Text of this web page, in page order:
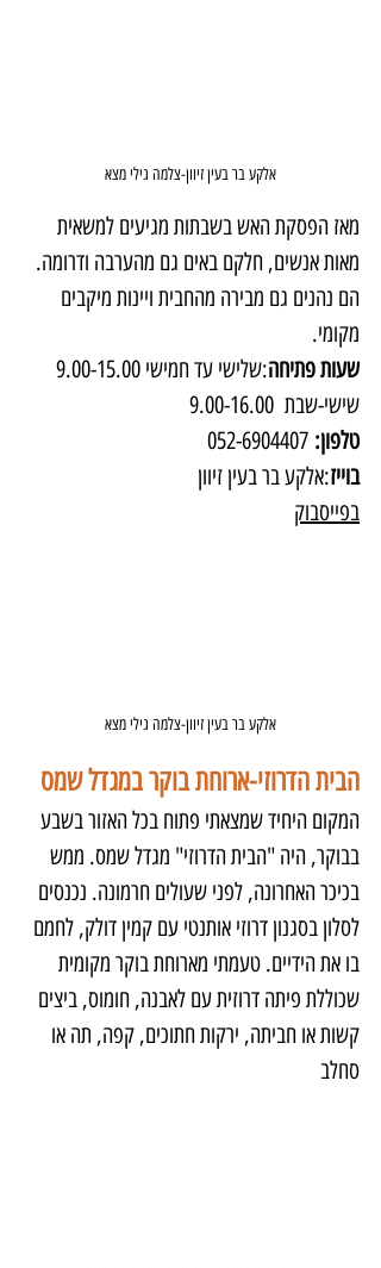
אלקע בר בעין זיוון-צלמה גילי מצא
מאז הפסקת האש בשבתות מגיעים למשאית
מאות אנשים, חלקם באים גם מהערבה ודרומה.
הם נהנים גם מבירה מהחבית ויינות מיקבים
מקומי.
שעות פתיחה
שישי-שבת  9.00-16.00
טלפון:
בוייז:אלקע בר בעין זיוון
בפייסבוק
אלקע בר בעין זיוון-צלמה גילי מצא
הבית הדרוזי-ארוחת בוקר במגדל שמס
המקום היחיד שמצאתי פתוח בכל האזור בשבע
בבוקר, היה "הבית הדרוזי" מגדל שמס. ממש
בכיכר האחרונה, לפני שעולים חרמונה. נכנסים
לסלון בסגנון דרוזי אותנטי עם קמין דולק, לחמם
בו את הידיים. טעמתי מארוחת בוקר מקומית
שכוללת פיתה דרוזית עם לאבנה, חומוס, ביצים
קשות או חביתה, ירקות חתוכים, קפה, תה או
סחלב